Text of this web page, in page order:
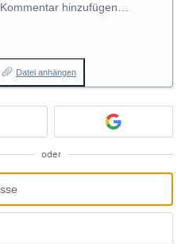
Kommentar hinzufügen…
Datei anhängen
oder